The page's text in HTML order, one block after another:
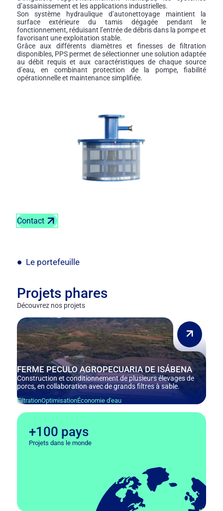
d’assainissement et les applications industrielles.
Son système hydraulique d’autonettoyage maintient la
surface extérieure du tamis dégagée pendant le
fonctionnement, réduisant l’entrée de débris dans la pompe et
favorisant une exploitation stable.
Grâce aux différents diamètres et finesses de filtration
disponibles, PPS permet de sélectionner une solution adaptée
au débit requis et aux caractéristiques de chaque source
d’eau, en combinant protection de la pompe, fiabilité
opérationnelle et maintenance simplifiée.
Contact
Le portefeuille
Projets phares
Découvrez nos projets
FERME PECULO AGROPECUARIA DE ISÁBENA
Construction et conditionnement de plusieurs élevages de
porcs, en collaboration avec de grands filtres à sable.
FiltrationOptimisationÉconomie d'eau
+100 pays
Projets dans le monde